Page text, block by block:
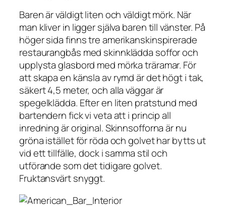
Baren är väldigt liten och väldigt mörk. När
man kliver in ligger själva baren till vänster. På
höger sida finns tre amerikanskinspirerade
restaurangbås med skinnklädda soffor och
upplysta glasbord med mörka träramar. För
att skapa en känsla av rymd är det högt i tak,
säkert 4,5 meter, och alla väggar är
spegelklädda. Efter en liten pratstund med
bartendern fick vi veta att i princip all
inredning är original. Skinnsofforna är nu
gröna istället för röda och golvet har bytts ut
vid ett tillfälle, dock i samma stil och
utförande som det tidigare golvet.
Fruktansvärt snyggt.